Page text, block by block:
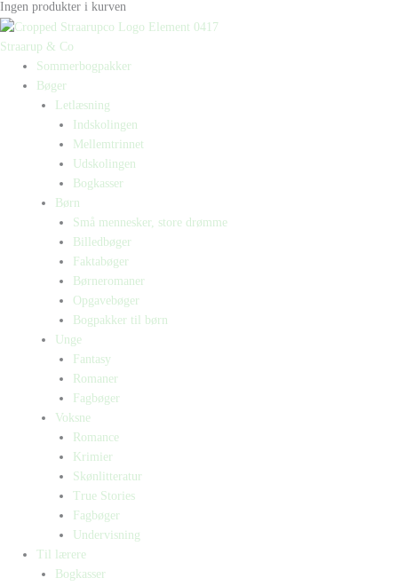
Ingen produkter i kurven
Straarup & Co
Sommerbogpakker
Bøger
Letlæsning
Indskolingen
Mellemtrinnet
Udskolingen
Bogkasser
Børn
Små mennesker, store drømme
Billedbøger
Faktabøger
Børneromaner
Opgavebøger
Bogpakker til børn
Unge
Fantasy
Romaner
Fagbøger
Voksne
Romance
Krimier
Skønlitteratur
True Stories
Fagbøger
Undervisning
Til lærere
Bogkasser